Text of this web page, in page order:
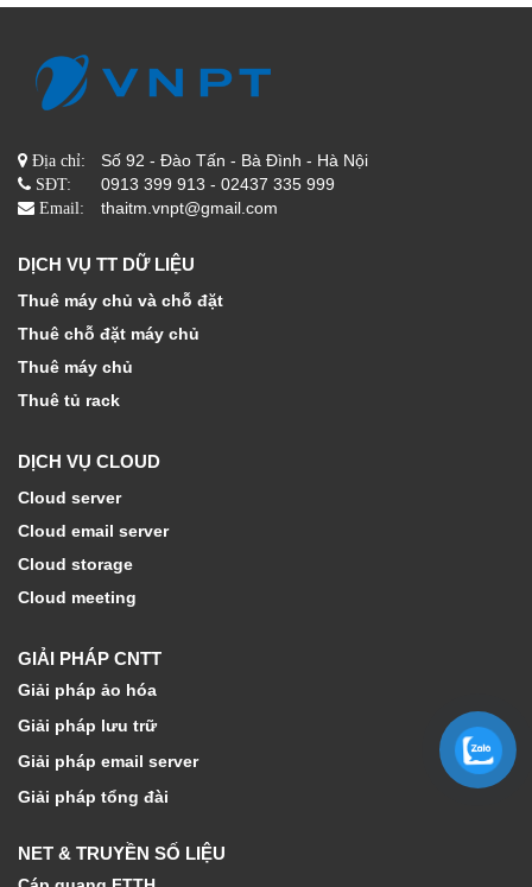
Địa chỉ: Số 92 - Đào Tấn - Bà Đình - Hà Nội
SĐT: 0913 399 913 - 02437 335 999
Email: thaitm.vnpt@gmail.com
DỊCH VỤ TT DỮ LIỆU
Thuê máy chủ và chỗ đặt
Thuê chỗ đặt máy chủ
Thuê máy chủ
Thuê tủ rack
DỊCH VỤ CLOUD
Cloud server
Cloud email server
Cloud storage
Cloud meeting
GIẢI PHÁP CNTT
Giải pháp ảo hóa
Giải pháp lưu trữ
Giải pháp email server
Giải pháp tổng đài
NET & TRUYỀN SỐ LIỆU